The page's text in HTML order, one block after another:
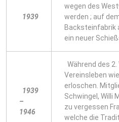
1939
wegen des
werden ; auf
Backsteinfabrik
ein neuer
1939
–
1946
Während des
Vereinsleben
erloschen.
Schwingel, Willi
zu vergessen
welche die